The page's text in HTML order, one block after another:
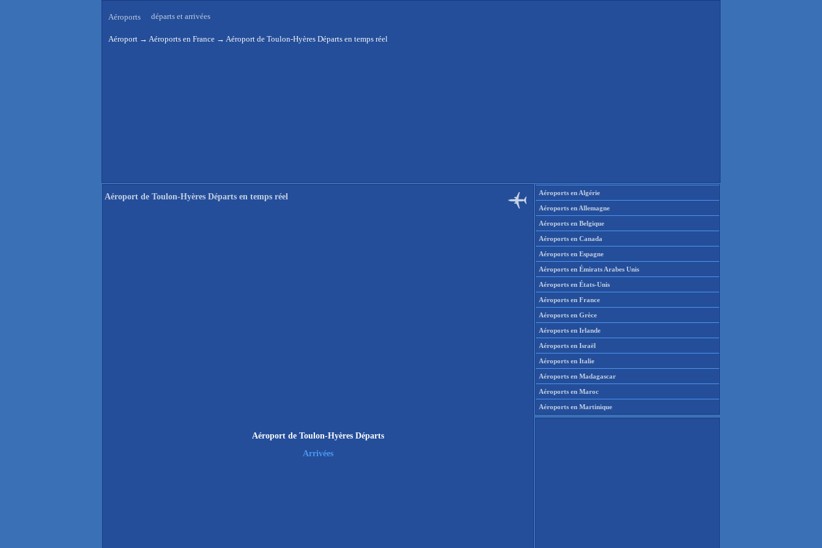
Aéroports départs et arrivées
Aéroport → Aéroports en France → Aéroport de Toulon-Hyères Départs en temps réel
Aéroport de Toulon-Hyères Départs en temps réel
Aéroport de Toulon-Hyères Départs
Arrivées
Aéroports en Algérie
Aéroports en Allemagne
Aéroports en Belgique
Aéroports en Canada
Aéroports en Espagne
Aéroports en Émirats Arabes Unis
Aéroports en États-Unis
Aéroports en France
Aéroports en Grèce
Aéroports en Irlande
Aéroports en Israël
Aéroports en Italie
Aéroports en Madagascar
Aéroports en Maroc
Aéroports en Martinique